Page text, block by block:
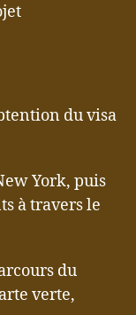
du visa
York, puis
à travers le
du
verte,